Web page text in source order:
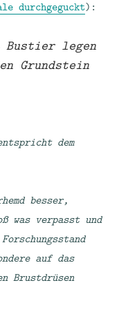
durchgeguckt):
Bustier legen
Grundstein
dem
besser,
was verpasst und
auf das
Brustdrüsen